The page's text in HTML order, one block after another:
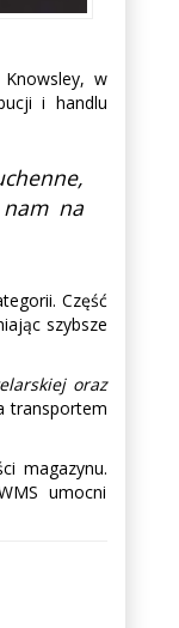
w
i handlu
nam na
Część
szybsze
oraz
transportem
magazynu.
umocni